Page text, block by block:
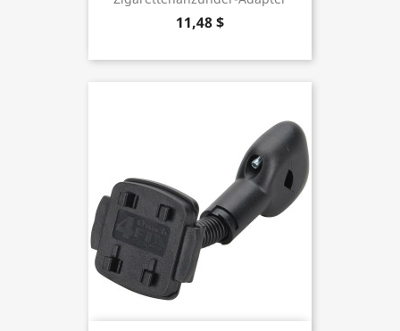
11,48 $